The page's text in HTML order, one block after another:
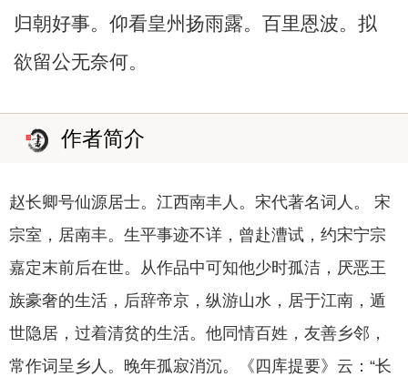
归朝好事。仰看皇州扬雨露。百里恩波。拟
欲留公无奈何。
作者简介
赵长卿号仙源居士。江西南丰人。宋代著名词人。 宋
宗室，居南丰。生平事迹不详，曾赴漕试，约宋宁宗
嘉定末前后在世。从作品中可知他少时孤洁，厌恶王
族豪奢的生活，后辞帝京，纵游山水，居于江南，遁
世隐居，过着清贫的生活。他同情百姓，友善乡邻，
常作词呈乡人。晚年孤寂消沉。《四库提要》云：“长